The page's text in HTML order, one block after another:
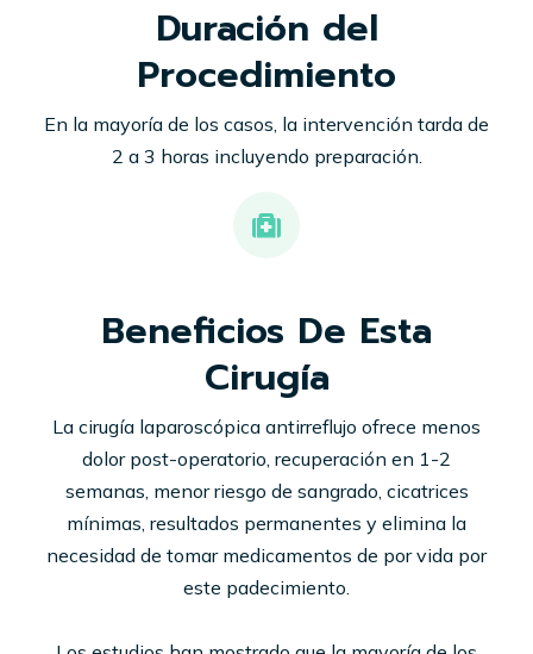
Duración del
Procedimiento
En la mayoría de los casos, la intervención tarda de
2 a 3 horas incluyendo preparación.
Beneficios De Esta
Cirugía
La cirugía laparoscópica antirreflujo ofrece menos
dolor post-operatorio, recuperación en 1-2
semanas, menor riesgo de sangrado, cicatrices
mínimas, resultados permanentes y elimina la
necesidad de tomar medicamentos de por vida por
este padecimiento.